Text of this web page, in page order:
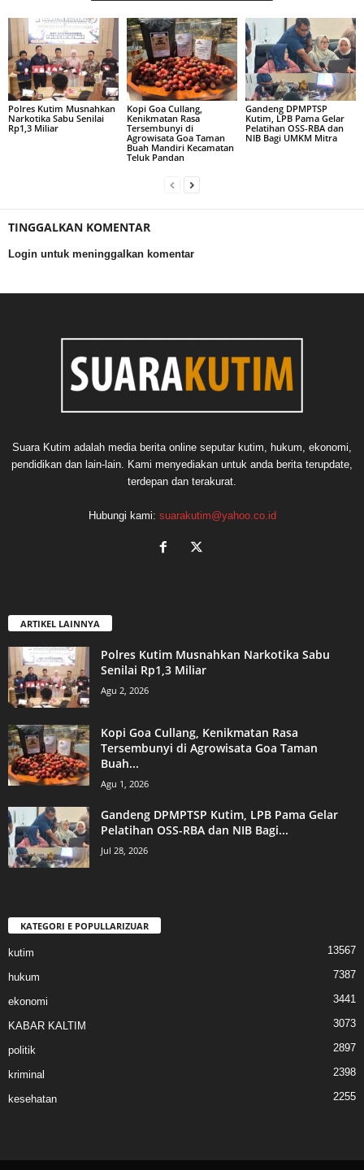
Polres Kutim Musnahkan
Narkotika Sabu Senilai
Rp1,3 Miliar
Kopi Goa Cullang,
Kenikmatan Rasa
Tersembunyi di
Agrowisata Goa Taman
Buah Mandiri Kecamatan
Teluk Pandan
Gandeng DPMPTSP
Kutim, LPB Pama Gelar
Pelatihan OSS-RBA dan
NIB Bagi UMKM Mitra
TINGGALKAN KOMENTAR
Login untuk meninggalkan komentar
Suara Kutim adalah media berita online seputar kutim, hukum, ekonomi,
pendidikan dan lain-lain. Kami menyediakan untuk anda berita terupdate,
terdepan dan terakurat.
Hubungi kami: suarakutim@yahoo.co.id
ARTIKEL LAINNYA
Polres Kutim Musnahkan Narkotika Sabu
Senilai Rp1,3 Miliar
Agu 2, 2026
Kopi Goa Cullang, Kenikmatan Rasa
Tersembunyi di Agrowisata Goa Taman
Buah...
Agu 1, 2026
Gandeng DPMPTSP Kutim, LPB Pama Gelar
Pelatihan OSS-RBA dan NIB Bagi...
Jul 28, 2026
KATEGORI E POPULLARIZUAR
kutim 13567
hukum 7387
ekonomi 3441
KABAR KALTIM 3073
politik 2897
kriminal 2398
kesehatan 2255